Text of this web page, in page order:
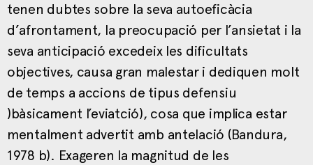
tenen dubtes sobre la seva autoeficàcia
d’afrontament, la preocupació per l’ansietat i la
seva anticipació excedeix les dificultats
objectives, causa gran malestar i dediquen molt
de temps a accions de tipus defensiu
)bàsicament l’eviatció), cosa que implica estar
mentalment advertit amb antelació (Bandura,
1978 b). Exageren la magnitud de les